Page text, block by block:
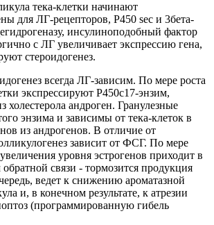
тека-клетки начинают
для ЛГ-рецепторов, Р450 sec и 3бета-
инсулиноподобный фактор
с ЛГ увеличивает экспрессию гена,
стероидогенез.
всегда ЛГ-зависим. По мере роста
экспрессируют Р450с17-энзим,
холестерола андроген. Гранулезные
энзима и зависимы от тека-клеток в
из андрогенов. В отличие от
зависит от ФСГ. По мере
уровня эстрогенов приходит в
связи - тормозится продукция
ведет к снижению ароматазной
и, в конечном результате, к атрезии
(программированную гибель